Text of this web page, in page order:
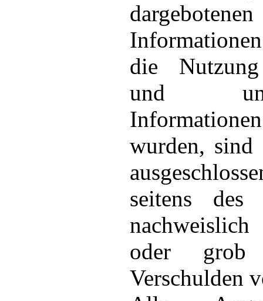
dargebotenen
die
und
wurden, sind
seitens
nachweislich
oder grob
Verschulden